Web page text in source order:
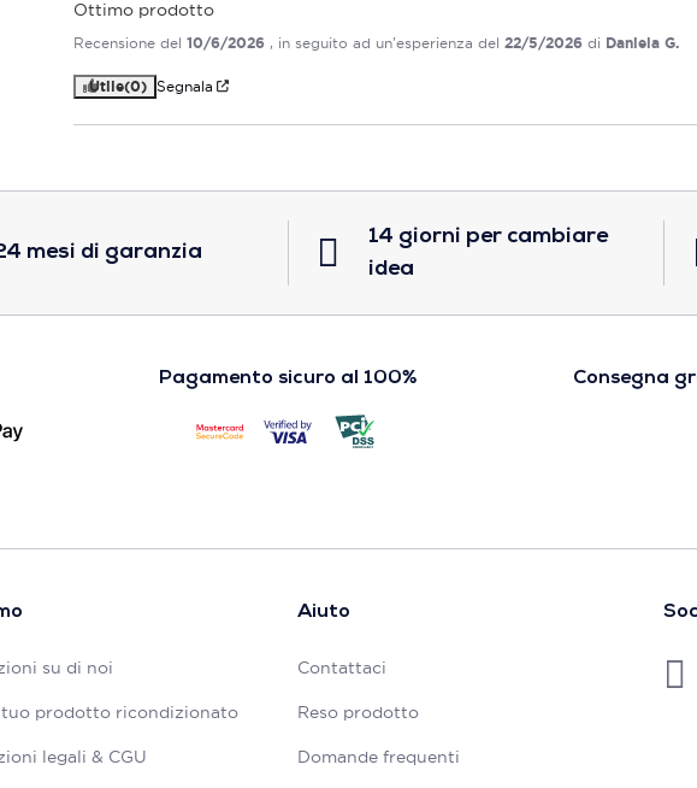
Ottimo prodotto
Recensione del10/6/2026 , in seguito ad un'esperienza del22/5/2026 di Daniela G.
Utile(0) Segnala
mesi di garanzia
14 giorni per cambiare
idea
Pagamento sicuro al 100% Consegna
su di noi
tuo prodotto ricondizionato
legali & CGU
Aiuto
Contattaci
Reso prodotto
Domande frequenti